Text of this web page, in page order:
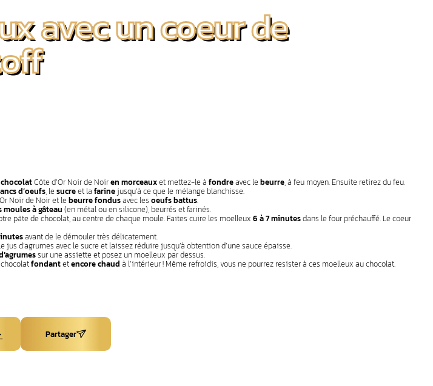
avec un coeur de
Côte d’Or Noir de Noiren morceauxet mettez-le à fondreavec lebeurre, à feu moyen. Ensuite retirez du feu.
d’oeufs, lesucreet la farine jusqu’à ce que le mélange blanchisse.
Noir de Noir et lebeurre fondusavec les oeufs battus.
moules à gâteau (en métal ou en silicone), beurrés et farinés.
pâte de chocolat, au centre de chaque moule. Faites cuire les moelleux 6 à 7 minutesdans le four préchauffé. Le coeur
avant de le démouler très délicatement.
jus d’agrumes avec le sucre et laissez réduire jusqu’à obtention d’une sauce épaisse.
sur une assiette et posez un moelleux par dessus.
fondantetencore chaud à l’intérieur ! Même refroidis, vous ne pourrez resister à ces moelleux au chocolat.
Partager